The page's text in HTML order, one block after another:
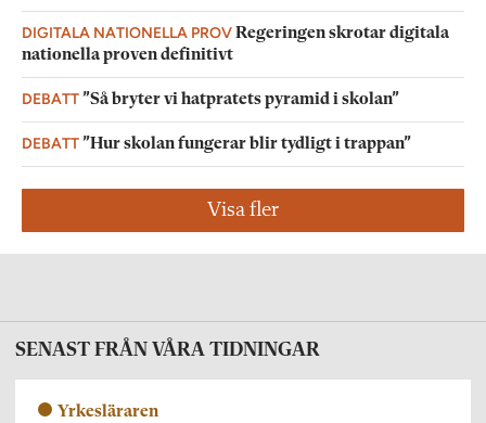
DIGITALA NATIONELLA PROVRegeringen skrotar digitala
nationella proven definitivt
DEBATT”Så bryter vi hatpratets pyramid i skolan”
DEBATT”Hur skolan fungerar blir tydligt i trappan”
Visa fler
SENAST FRÅN VÅRA TIDNINGAR
Yrkesläraren